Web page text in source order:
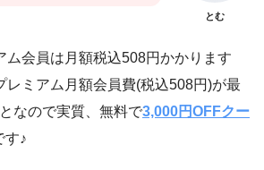
とむ
ム会員は月額税込508円かかります
レミアム月額会員費(税込508円)が最
なので実質、無料で3,000円OFFクー
す♪